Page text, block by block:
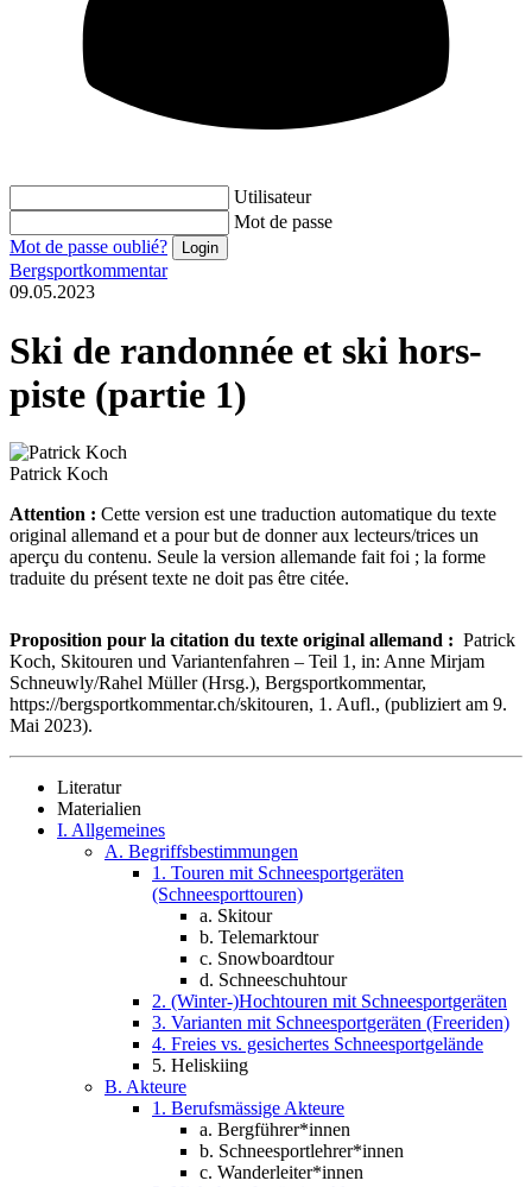
Utilisateur
Mot de passe
Mot de passe oublié?
Bergsportkommentar
09.05.2023
Ski de randonnée et ski hors-
piste (partie 1)
Patrick Koch
Attention : Cette version est une traduction automatique du texte
original allemand et a pour but de donner aux lecteurs/trices un
aperçu du contenu. Seule la version allemande fait foi ; la forme
traduite du présent texte ne doit pas être citée.
Proposition pour la citation du texte original allemand : Patrick
Koch, Skitouren und Variantenfahren – Teil 1, in: Anne Mirjam
Schneuwly/Rahel Müller (Hrsg.), Bergsportkommentar,
https://bergsportkommentar.ch/skitouren, 1. Aufl., (publiziert am 9.
Mai 2023).
Literatur
Materialien
I. Allgemeines
A. Begriffsbestimmungen
1. Touren mit Schneesportgeräten
(Schneesporttouren)
a. Skitour
b. Telemarktour
c. Snowboardtour
d. Schneeschuhtour
2. (Winter-)Hochtouren mit Schneesportgeräten
3. Varianten mit Schneesportgeräten (Freeriden)
4. Freies vs. gesichertes Schneesportgelände
5. Heliskiing
B. Akteure
1. Berufsmässige Akteure
a. Bergführer*innen
b. Schneesportlehrer*innen
c. Wanderleiter*innen